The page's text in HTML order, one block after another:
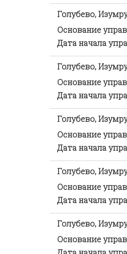
Голубево,
Основание
Дата начала
Голубево,
Основание
Дата начала
Голубево,
Основание
Дата начала
Голубево,
Основание
Дата начала
Голубево,
Основание